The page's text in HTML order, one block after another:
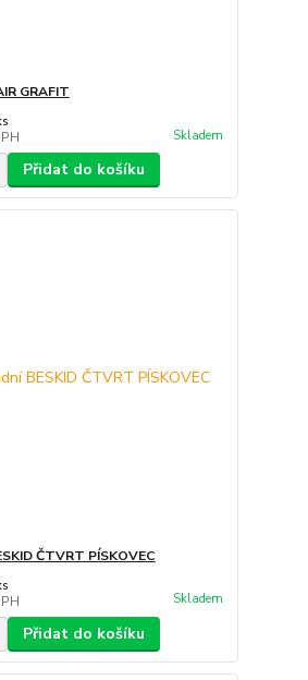
GRAFIT
Skladem
Přidat do košíku
ČTVRT PÍSKOVEC
Skladem
Přidat do košíku